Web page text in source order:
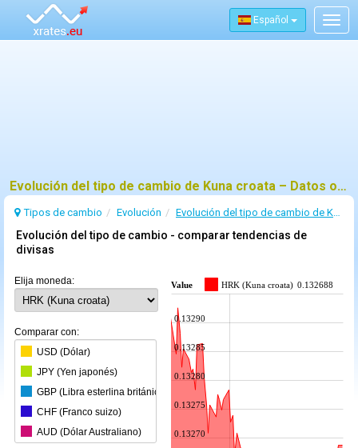
Español
Evolución del tipo de cambio de Kuna croata – Datos oficiales del BCE y tendencias
Tipos de cambio Evolución Evolución del tipo de cambio de Kuna croata
Evolución del tipo de cambio - comparar tendencias de
divisas
Elija moneda:
Comparar con:
USD (Dólar)
JPY (Yen japonés)
GBP (Libra esterlina británica)
CHF (Franco suizo)
AUD (Dólar Australiano)
Value HRK (Kuna croata) 0.132688
0.13270
0.13275
0.13280
0.13285
0.13290